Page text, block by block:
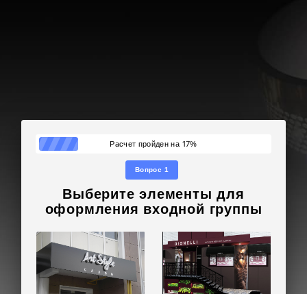
Расчет пройден на 17%
Вопрос 1
Выберите элементы для
оформления входной группы